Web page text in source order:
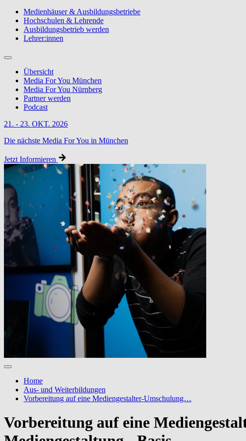
Medienhäuser & Ausbildungsbetriebe
Hochschulen & Lehrende
Ausbildungsbetrieb werden
Lehrer:innen
Übersicht
Media For You München
Media For You Nürnberg
Partner werden
Podcast
21. - 23. OKT. 2026
Die nächste Media For You in München
Jetzt Informieren
Home
Aus- und Weiterbildungen
Vorbereitung auf eine Mediengestalter-Umschulung…
Vorbereitung auf eine